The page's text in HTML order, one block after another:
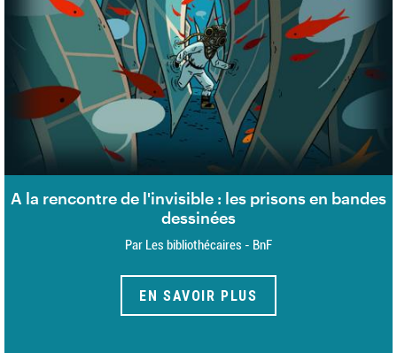
A la rencontre de l'invisible : les prisons en bandes
dessinées
Par Les bibliothécaires - BnF
EN SAVOIR PLUS